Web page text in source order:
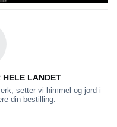
HELE LANDET
setter vi himmel og jord i
din bestilling.